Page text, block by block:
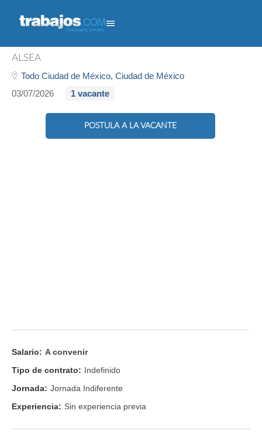
Sub Chef - Vips Cdmx Sur
ALSEA
Todo Ciudad de México, Ciudad de México
03/07/2026
1 vacante
POSTULA A LA VACANTE
Salario: A convenir
Tipo de contrato: Indefinido
Jornada: Jornada Indiferente
Experiencia: Sin experiencia previa